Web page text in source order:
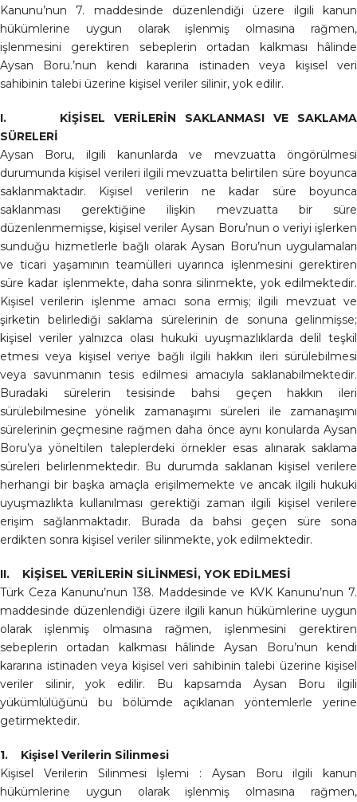
Kanunu’nun 7. maddesinde düzenlendiği üzere ilgili kanun
hükümlerine uygun olarak işlenmiş olmasına rağmen,
işlenmesini gerektiren sebeplerin ortadan kalkması hâlinde
Aysan Boru.’nun kendi kararına istinaden veya kişisel veri
sahibinin talebi üzerine kişisel veriler silinir, yok edilir.
I. KİŞİSEL VERİLERİN SAKLANMASI VE SAKLAMA
SÜRELERİ
Aysan Boru, ilgili kanunlarda ve mevzuatta öngörülmesi
durumunda kişisel verileri ilgili mevzuatta belirtilen süre boyunca
saklanmaktadır. Kişisel verilerin ne kadar süre boyunca
saklanması gerektiğine ilişkin mevzuatta bir süre
düzenlenmemişse, kişisel veriler Aysan Boru’nun o veriyi işlerken
sunduğu hizmetlerle bağlı olarak Aysan Boru’nun uygulamaları
ve ticari yaşamının teamülleri uyarınca işlenmesini gerektiren
süre kadar işlenmekte, daha sonra silinmekte, yok edilmektedir.
Kişisel verilerin işlenme amacı sona ermiş; ilgili mevzuat ve
şirketin belirlediği saklama sürelerinin de sonuna gelinmişse;
kişisel veriler yalnızca olası hukuki uyuşmazlıklarda delil teşkil
etmesi veya kişisel veriye bağlı ilgili hakkın ileri sürülebilmesi
veya savunmanın tesis edilmesi amacıyla saklanabilmektedir.
Buradaki sürelerin tesisinde bahsi geçen hakkın ileri
sürülebilmesine yönelik zamanaşımı süreleri ile zamanaşımı
sürelerinin geçmesine rağmen daha önce aynı konularda Aysan
Boru’ya yöneltilen taleplerdeki örnekler esas alınarak saklama
süreleri belirlenmektedir. Bu durumda saklanan kişisel verilere
herhangi bir başka amaçla erişilmemekte ve ancak ilgili hukuki
uyuşmazlıkta kullanılması gerektiği zaman ilgili kişisel verilere
erişim sağlanmaktadır. Burada da bahsi geçen süre sona
erdikten sonra kişisel veriler silinmekte, yok edilmektedir.
II. KİŞİSEL VERİLERİN SİLİNMESİ, YOK EDİLMESİ
Türk Ceza Kanunu’nun 138. Maddesinde ve KVK Kanunu’nun 7.
maddesinde düzenlendiği üzere ilgili kanun hükümlerine uygun
olarak işlenmiş olmasına rağmen, işlenmesini gerektiren
sebeplerin ortadan kalkması hâlinde Aysan Boru’nun kendi
kararına istinaden veya kişisel veri sahibinin talebi üzerine kişisel
veriler silinir, yok edilir. Bu kapsamda Aysan Boru ilgili
yükümlülüğünü bu bölümde açıklanan yöntemlerle yerine
getirmektedir.
1. Kişisel Verilerin Silinmesi
Kişisel Verilerin Silinmesi İşlemi : Aysan Boru ilgili kanun
hükümlerine uygun olarak işlenmiş olmasına rağmen,